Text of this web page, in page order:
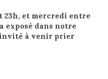
23h, et mercredi entre
exposé dans notre
invité à venir prier